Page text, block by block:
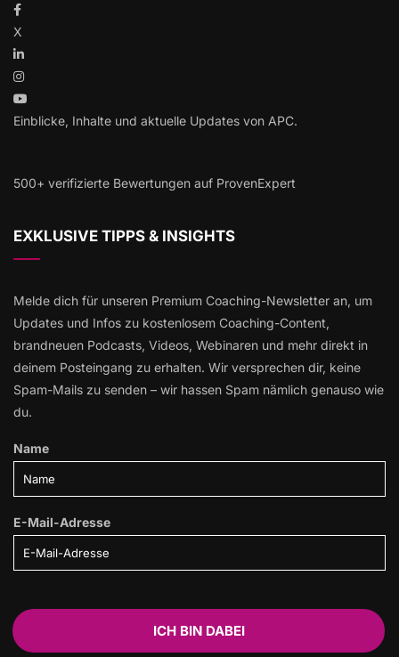
X
Einblicke, Inhalte und aktuelle Updates von APC.
500+ verifizierte Bewertungen auf ProvenExpert
EXKLUSIVE TIPPS & INSIGHTS
Melde dich für unseren Premium Coaching-Newsletter an, um
Updates und Infos zu kostenlosem Coaching-Content,
brandneuen Podcasts, Videos, Webinaren und mehr direkt in
deinem Posteingang zu erhalten. Wir versprechen dir, keine
Spam-Mails zu senden – wir hassen Spam nämlich genauso wie
du.
Name
E-Mail-Adresse